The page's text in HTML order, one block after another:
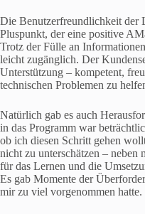
Die Benutzerfreundlichkeit der
Pluspunkt, der eine positive
Trotz der Fülle an
leicht zugänglich. Der
Unterstützung – kompetent,
technischen Problemen zu
Natürlich gab es auch
in das Programm war
ob ich diesen Schritt gehen
nicht zu unterschätzen – neben
für das Lernen und die
Es gab Momente der
mir zu viel vorgenommen hatte.